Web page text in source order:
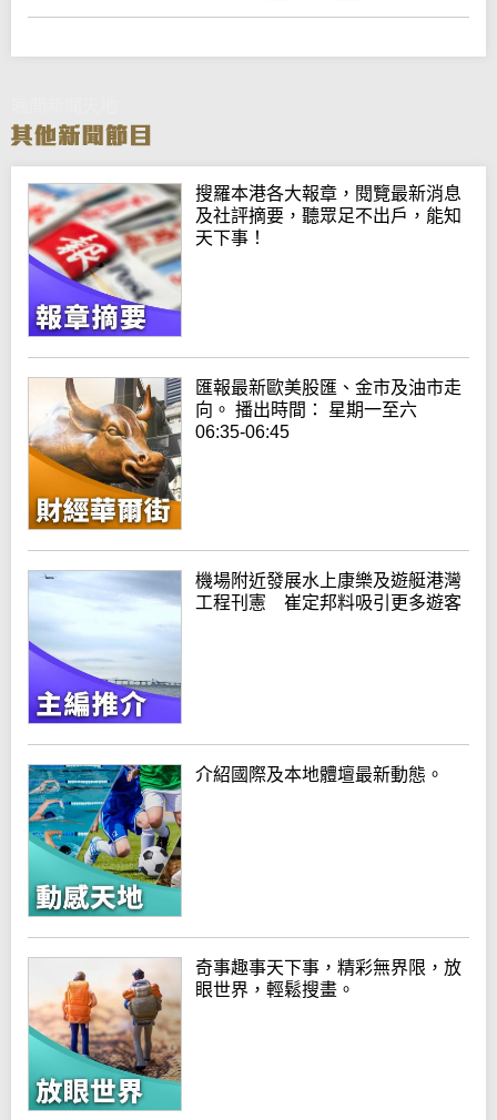
搜羅本港各大報章，閱覽最新消息
及社評摘要，聽眾足不出戶，能知
天下事！
匯報最新歐美股匯、金市及油市走
向。 播出時間： 星期一至六
06:35-06:45
機場附近發展水上康樂及遊艇港灣
工程刊憲 崔定邦料吸引更多遊客
介紹國際及本地體壇最新動態。
奇事趣事天下事，精彩無界限，放
眼世界，輕鬆搜畫。